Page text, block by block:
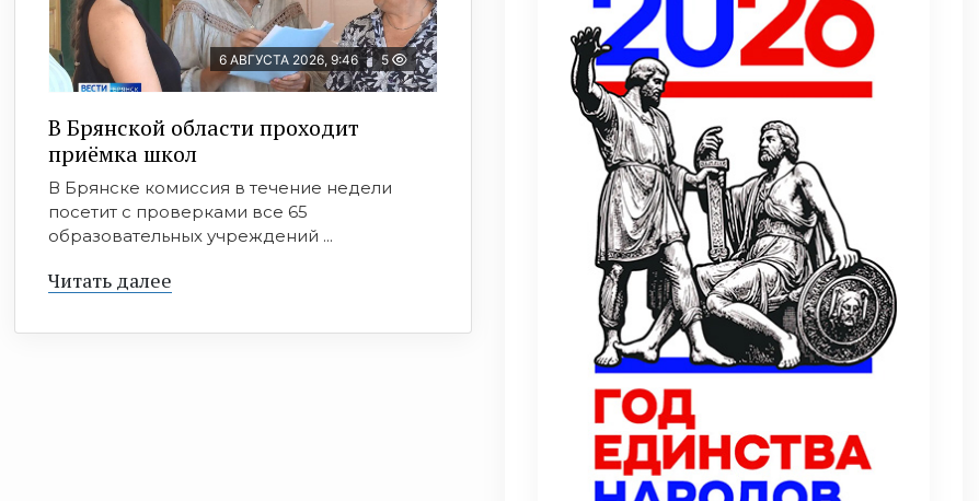
6 АВГУСТА 2026, 9:46 5
В Брянской области проходит
приёмка школ
В Брянске комиссия в течение недели
посетит с проверками все 65
образовательных учреждений ...
Читать далее